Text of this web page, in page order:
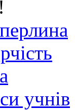
учнів